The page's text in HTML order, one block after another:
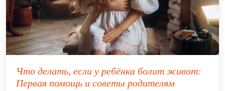
Что делать, если у ребёнка болит живот:
Первая помощь и советы родителям